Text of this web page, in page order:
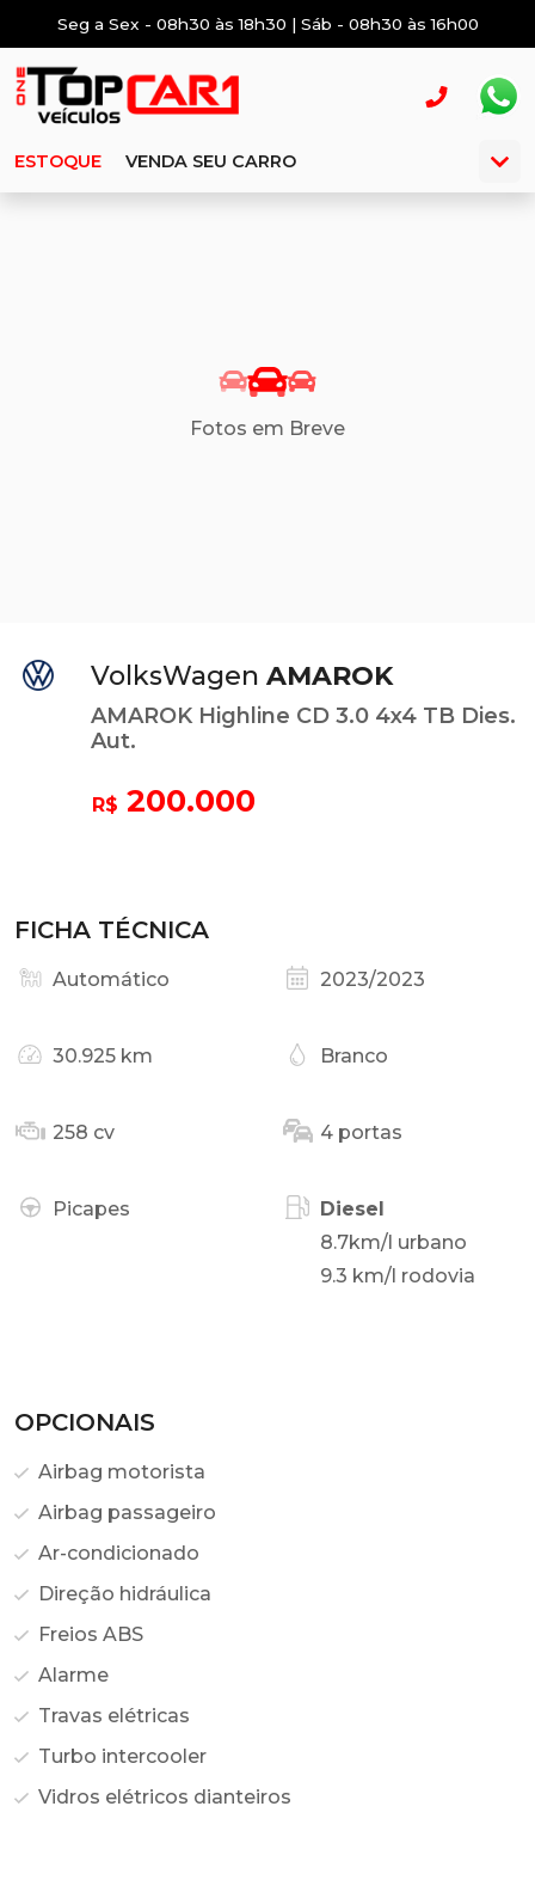
Seg a Sex - 08h30 às 18h30 | Sáb - 08h30 às 16h00
ESTOQUE VENDA SEU CARRO
Fotos em Breve
VolksWagen AMAROK
AMAROK Highline CD 3.0 4x4 TB Dies.
Aut.
R$ 200.000
FICHA TÉCNICA
Automático 2023/2023
30.925 km Branco
258 cv 4 portas
Picapes
Diesel
8.7km/l urbano
9.3 km/l rodovia
OPCIONAIS
Airbag motorista
Airbag passageiro
Ar-condicionado
Direção hidráulica
Freios ABS
Alarme
Travas elétricas
Turbo intercooler
Vidros elétricos dianteiros